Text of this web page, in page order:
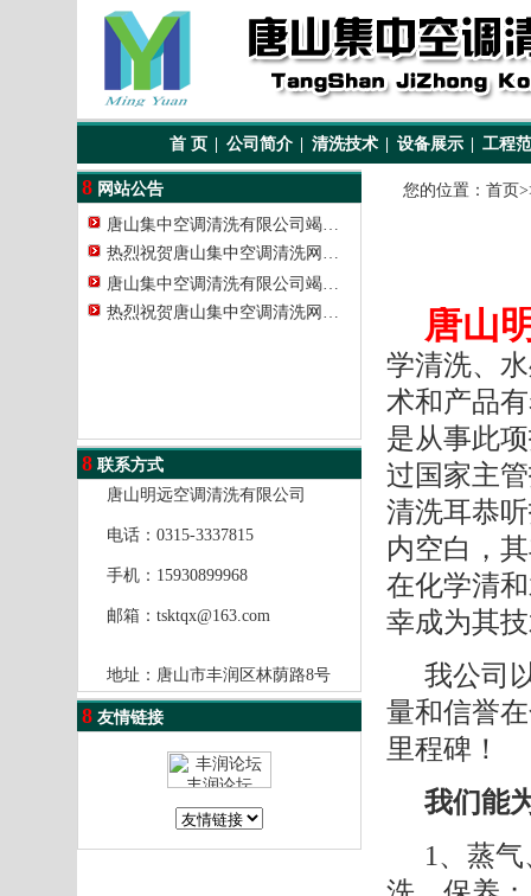
首 页 公司简介 清洗技术 设备展示 工程
8 网站公告
唐山集中空调清洗有限公司竭…
热烈祝贺唐山集中空调清洗网…
唐山集中空调清洗有限公司竭…
热烈祝贺唐山集中空调清洗网…
8 联系方式
唐山明远空调清洗有限公司
电话：0315-3337815
手机：15930899968
邮箱： tsktqx@163.com
地址：唐山市丰润区林荫路8号
8 友情链接
您的位置： 首页
唐山
学清洗、
术和产品
是从事此
过国家主
清洗耳恭
内空白，
在化学清
幸成为其
我公司
量和信誉
里程碑！
我们能
1、 蒸气